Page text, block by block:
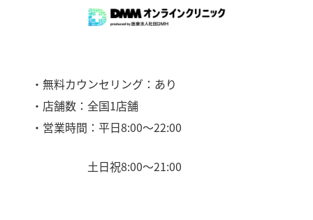
・無料カウンセリング：あり
・店舗数：全国1店舗
・営業時間：平日8:00〜22:00
土日祝8:00〜21:00